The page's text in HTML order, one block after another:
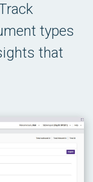
types
that